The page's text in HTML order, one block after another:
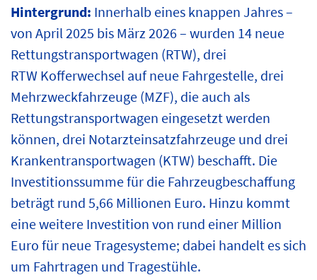
Hintergrund: Innerhalb eines knappen Jahres –
von April 2025 bis März 2026 – wurden 14 neue
Rettungstransportwagen (RTW), drei
RTW Kofferwechsel auf neue Fahrgestelle, drei
Mehrzweckfahrzeuge (MZF), die auch als
Rettungstransportwagen eingesetzt werden
können, drei Notarzteinsatzfahrzeuge und drei
Krankentransportwagen (KTW) beschafft. Die
Investitionssumme für die Fahrzeugbeschaffung
beträgt rund 5,66 Millionen Euro. Hinzu kommt
eine weitere Investition von rund einer Million
Euro für neue Tragesysteme; dabei handelt es sich
um Fahrtragen und Tragestühle.